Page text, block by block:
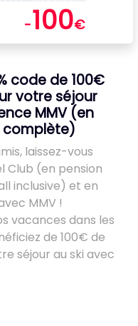
-100€
code de 100€
votre séjour
MMV (en
complète)
laissez-vous
Club (en pension
inclusive) et en
MMV !
vacances dans les
de 100€ de
séjour au ski avec